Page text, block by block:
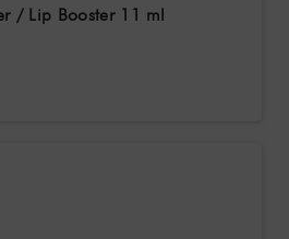
/ Lip Booster 11 ml